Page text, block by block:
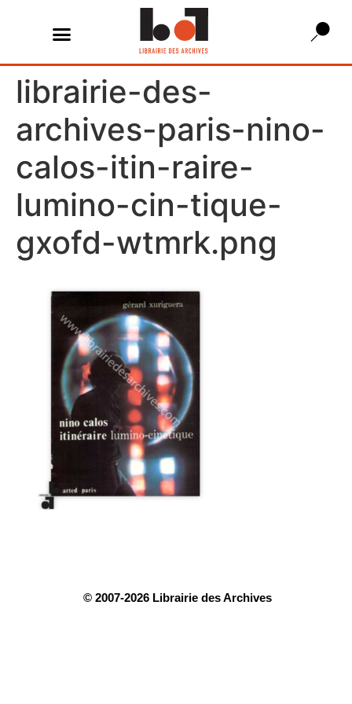
librairie-des-
archives-paris-nino-
calos-itin-raire-
lumino-cin-tique-
gxofd-wtmrk.png
© 2007-2026 Librairie des Archives